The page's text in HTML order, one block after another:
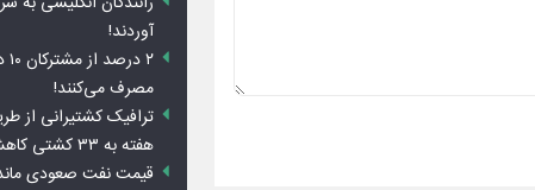
آوردند!
مصرف می‌کنند!
ترافیک کشتیرانی از
هفته به ۳۳ کشتی کاهش یافت
قیمت نفت صعودی